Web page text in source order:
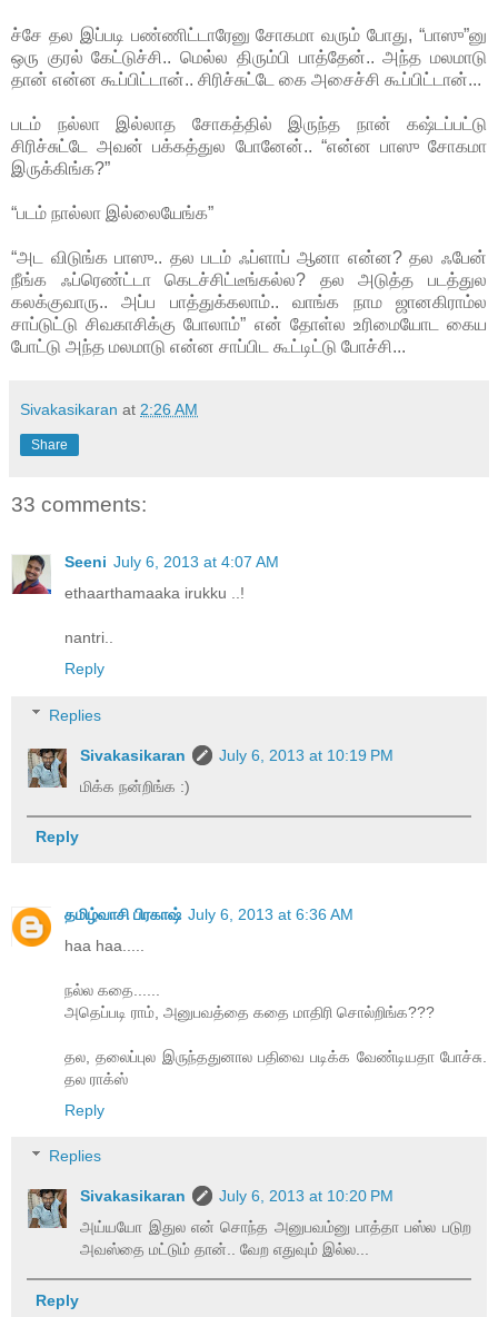
ச்சே தல இப்படி பண்ணிட்டாரேனு சோகமா வரும் போது, “பாஸு”னு
ஒரு குரல் கேட்டுச்சி.. மெல்ல திரும்பி பாத்தேன்.. அந்த மலமாடு
தான் என்ன கூப்பிட்டான்.. சிரிச்சுட்டே கை அசைச்சி கூப்பிட்டான்...
படம் நல்லா இல்லாத சோகத்தில் இருந்த நான் கஷ்டப்பட்டு
சிரிச்சுட்டே அவன் பக்கத்துல போனேன்.. “என்ன பாஸு சோகமா
இருக்கிங்க?”
“படம் நால்லா இல்லையேங்க”
“அட விடுங்க பாஸு.. தல படம் ஃப்ளாப் ஆனா என்ன? தல ஃபேன்
நீங்க ஃப்ரெண்ட்டா கெடச்சிட்டீங்கல்ல? தல அடுத்த படத்துல
கலக்குவாரு.. அப்ப பாத்துக்கலாம்.. வாங்க நாம ஜானகிராம்ல
சாப்டுட்டு சிவகாசிக்கு போலாம்” என் தோள்ல உரிமையோட கைய
போட்டு அந்த மலமாடு என்ன சாப்பிட கூட்டிட்டு போச்சி...
Sivakasikaran at 2:26 AM
Share
33 comments:
Seeni July 6, 2013 at 4:07 AM
ethaarthamaaka irukku ..!
nantri..
Reply
Replies
Sivakasikaran
July 6, 2013 at 10:19 PM
மிக்க நன்றிங்க :)
Reply
தமிழ்வாசி பிரகாஷ் July 6, 2013 at 6:36 AM
haa haa.....
நல்ல கதை......
அதெப்படி ராம், அனுபவத்தை கதை மாதிரி சொல்றிங்க???
தல, தலைப்புல இருந்ததுனால பதிவை படிக்க வேண்டியதா போச்சு.
தல ராக்ஸ்
Reply
Replies
Sivakasikaran
July 6, 2013 at 10:20 PM
அய்யயோ இதுல என் சொந்த அனுபவம்னு பாத்தா பஸ்ல படுற
அவஸ்தை மட்டும் தான்.. வேற எதுவும் இல்ல...
Reply